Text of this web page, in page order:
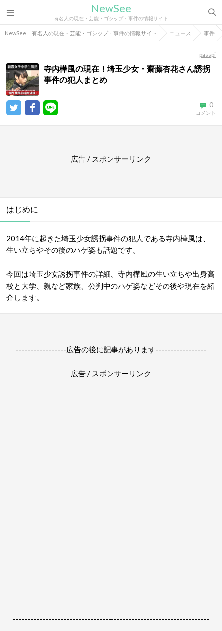
NewSee
有名人の現在・芸能・ゴシップ・事件の情報サイト
NewSee｜有名人の現在・芸能・ゴシップ・事件の情報サイト ニュース 事件
passpi
寺内樺風の現在！埼玉少女・齋藤杏花さん誘拐
事件の犯人まとめ
0
コメント
広告 / スポンサーリンク
はじめに
2014年に起きた埼玉少女誘拐事件の犯人である寺内樺風は、
生い立ちやその後のハゲ姿も話題です。
今回は埼玉少女誘拐事件の詳細、寺内樺風の生い立ちや出身高
校と大学、親など家族、公判中のハゲ姿などその後や現在を紹
介します。
-----------------広告の後に記事があります-----------------
広告 / スポンサーリンク
------------------------------------------------------------------